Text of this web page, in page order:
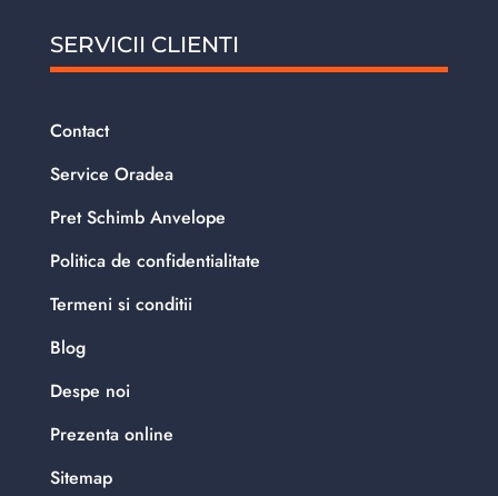
SERVICII CLIENTI
Contact
Service Oradea
Pret Schimb Anvelope
Politica de confidentialitate
Termeni si conditii
Blog
Despe noi
Prezenta online
Sitemap